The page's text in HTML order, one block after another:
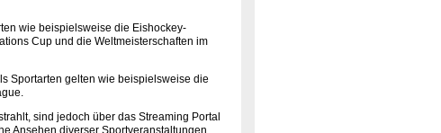
wie beispielsweise die Eishockey-
Cup und die Weltmeisterschaften im
Sportarten gelten wie beispielsweise die
sind jedoch über das Streaming Portal
Ansehen diverser Sportveranstaltungen